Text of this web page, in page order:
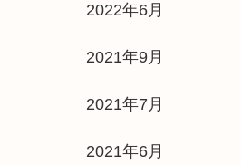
2022年6月
2021年9月
2021年7月
2021年6月